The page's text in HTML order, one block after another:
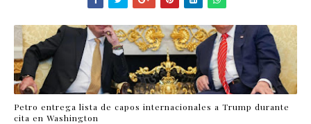
Petro entrega lista de capos internacionales a Trump durante
cita en Washington